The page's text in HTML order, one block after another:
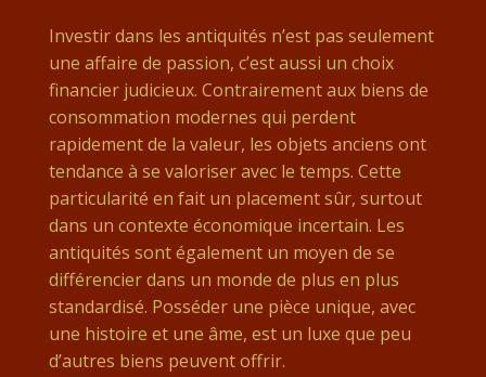
Investir dans les antiquités n’est pas seulement
une affaire de passion, c’est aussi un choix
financier judicieux. Contrairement aux biens de
consommation modernes qui perdent
rapidement de la valeur, les objets anciens ont
tendance à se valoriser avec le temps. Cette
particularité en fait un placement sûr, surtout
dans un contexte économique incertain. Les
antiquités sont également un moyen de se
différencier dans un monde de plus en plus
standardisé. Posséder une pièce unique, avec
une histoire et une âme, est un luxe que peu
d’autres biens peuvent offrir.